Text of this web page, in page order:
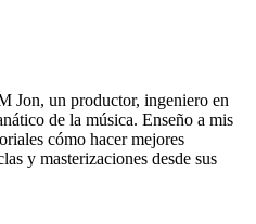
Jon, un productor, ingeniero en
de la música. Enseño a mis
cómo hacer mejores
y masterizaciones desde sus